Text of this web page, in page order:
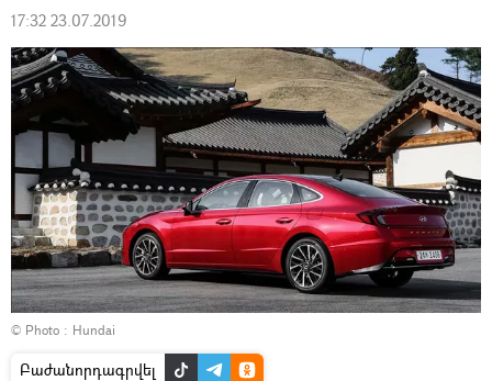
17:32 23.07.2019
© Photo : Hundai
Բաժանորդագրվել